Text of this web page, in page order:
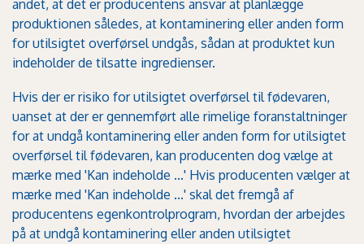
andet, at det er producentens ansvar at planlægge
produktionen således, at kontaminering eller anden form
for utilsigtet overførsel undgås, sådan at produktet kun
indeholder de tilsatte ingredienser.
Hvis der er risiko for utilsigtet overførsel til fødevaren,
uanset at der er gennemført alle rimelige foranstaltninger
for at undgå kontaminering eller anden form for utilsigtet
overførsel til fødevaren, kan producenten dog vælge at
mærke med 'Kan indeholde ...' Hvis producenten vælger at
mærke med 'Kan indeholde ...' skal det fremgå af
producentens egenkontrolprogram, hvordan der arbejdes
på at undgå kontaminering eller anden utilsigtet